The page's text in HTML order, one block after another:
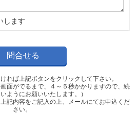
します
れば上記ボタンをクリックして下さい。
面がでるまで、４～５秒かかりますので、続
ようにお願いいたします。）
記内容をご記入の上、メールにてお申込くだ
さい。